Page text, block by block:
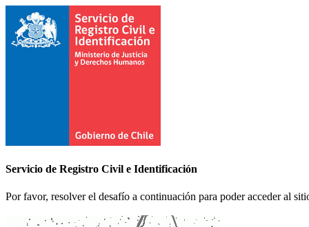
Servicio de Registro Civil e Identificación
Por favor, resolver el desafío a continuación para poder acceder al